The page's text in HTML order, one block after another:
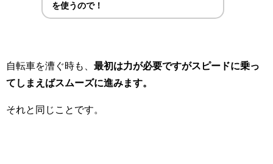
を使うので！
自転車を漕ぐ時も、 最初は力が必要ですがスピードに乗っ
てしまえばスムーズに進みます。
それと同じことです。